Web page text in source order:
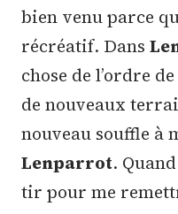
bien venu parce
récréatif. Dans
chose de l’ordre
de nouveaux
nouveau souffle à
Lenparrot.
tir pour me